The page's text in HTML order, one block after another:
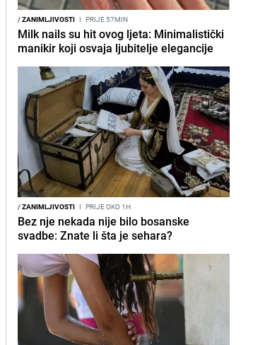
/ZANIMLJIVOSTI I PRIJE 57MIN
Milk nails su hit ovog ljeta: Minimalistički
manikir koji osvaja ljubitelje elegancije
/ZANIMLJIVOSTI I PRIJE OKO 1H
Bez nje nekada nije bilo bosanske
svadbe: Znate li šta je sehara?